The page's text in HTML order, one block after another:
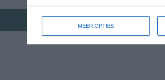
MEER OPTIES
bekijk de uitgebreide